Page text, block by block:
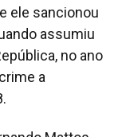
ele sancionou
assumiu
no ano
a